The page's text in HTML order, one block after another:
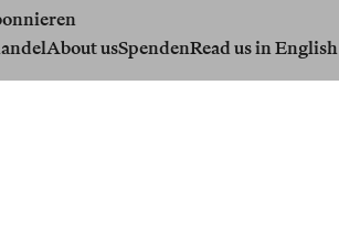
About usSpendenRead us in English